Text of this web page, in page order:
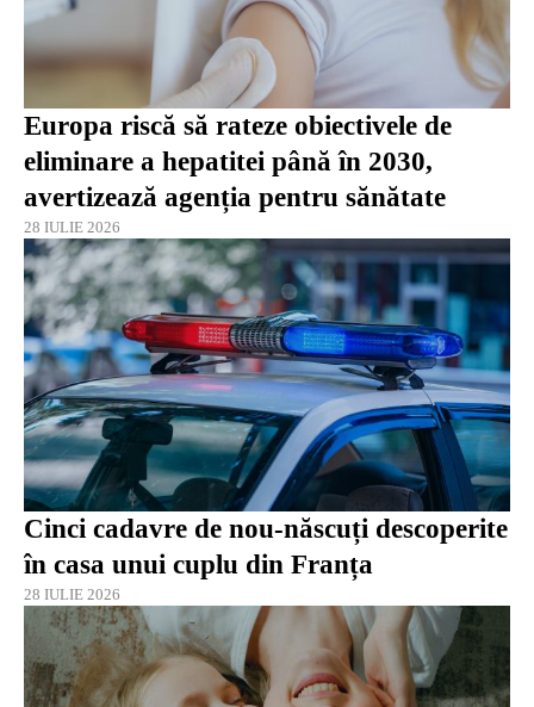
Europa riscă să rateze obiectivele de
eliminare a hepatitei până în 2030,
avertizează agenția pentru sănătate
28 IULIE 2026
Cinci cadavre de nou-născuți descoperite
în casa unui cuplu din Franța
28 IULIE 2026